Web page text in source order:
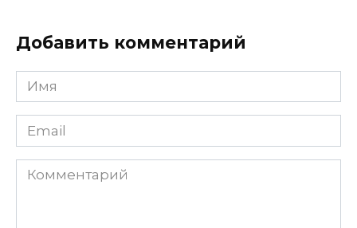
Добавить комментарий
Имя
Email
Комментарий